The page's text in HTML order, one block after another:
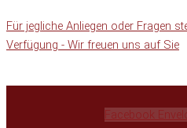
Für jegliche Anliegen oder Fragen
Verfügung - Wir freuen uns auf Sie
Facebook